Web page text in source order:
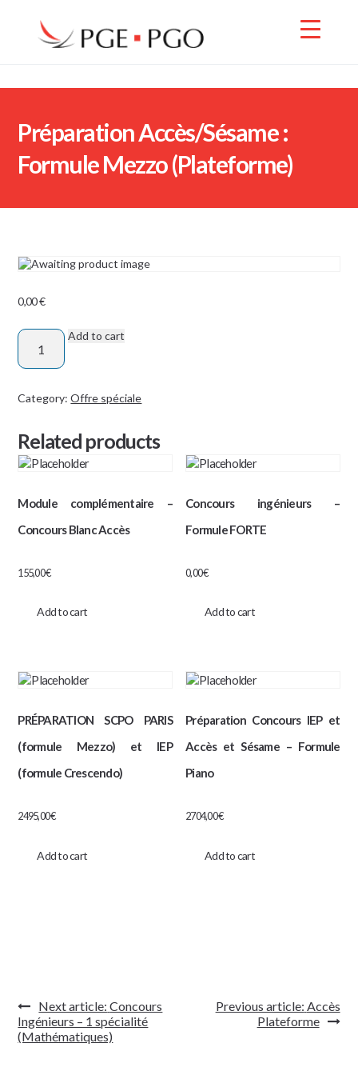
Préparation Accès/Sésame :
Formule Mezzo (Plateforme)
0,00€
Préparation
Accès/Sésame
Formule
(Plateforme)
quantity
Add to cart
Category:Offre spéciale
Related products
Module complémentaire –
Concours Blanc Accès
155,00€
Add to cart
Concours ingénieurs –
Formule FORTE
0,00€
Add to cart
PRÉPARATION SCPO PARIS
(formule Mezzo) et IEP
(formule Crescendo)
2495,00€
Add to cart
Préparation Concours IEP et
Accès et Sésame – Formule
Piano
2704,00€
Add to cart
de
l’article
Previous article: Accès
Plateforme
Next article: Concours
Ingénieurs – 1 spécialité
(Mathématiques)